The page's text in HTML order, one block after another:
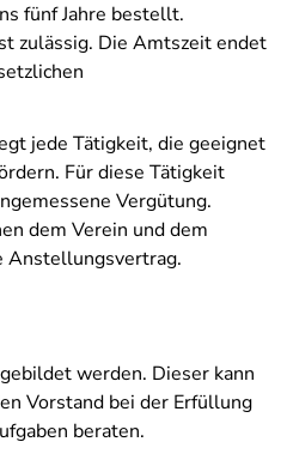
fünf Jahre bestellt.
zulässig. Die Amtszeit endet
jede Tätigkeit, die geeignet
Für diese Tätigkeit
Vergütung.
dem Verein und dem
Anstellungsvertrag.
werden. Dieser kann
Vorstand bei der Erfüllung
beraten.